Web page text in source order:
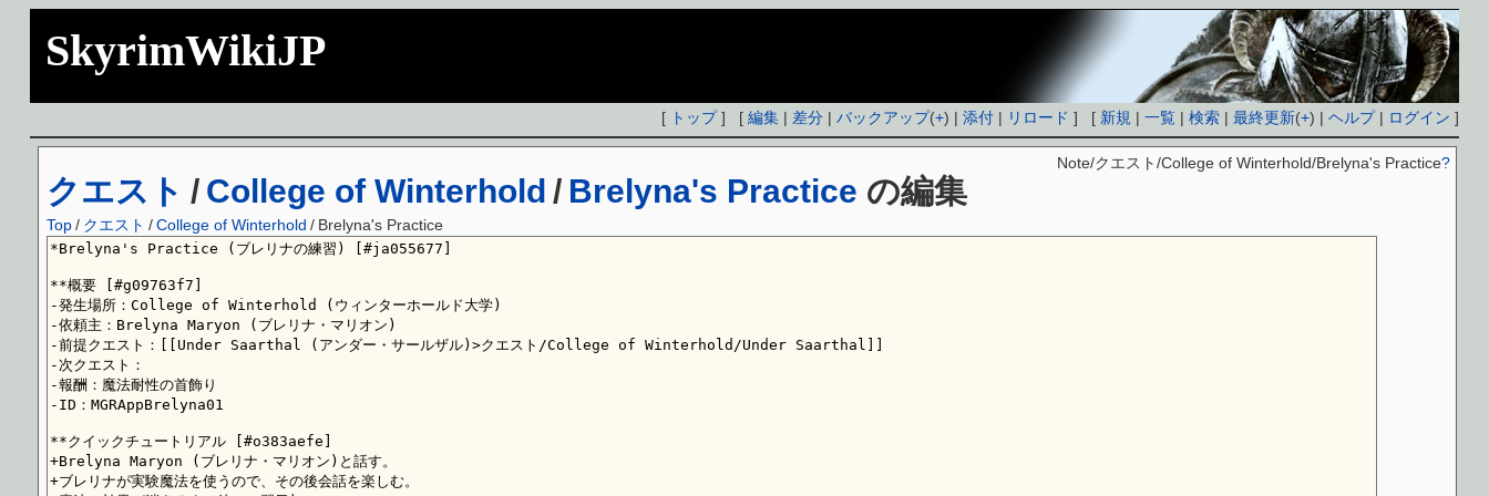
SkyrimWikiJP
[ トップ] [編集 | 差分 |バックアップ(+) |添付 | リロード ] [ 新規 |一覧 |検索 |最終更新(+) |ヘルプ| ログイン ]
クエスト / College of Winterhold / Brelyna's Practice の編集
Note/クエスト/College of Winterhold/Brelyna's Practice?
Top/ クエスト /College of Winterhold / Brelyna's Practice